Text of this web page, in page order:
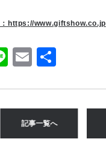
：https://www.giftshow.co.jp
Li
e
E
ai
l
記事一覧へ